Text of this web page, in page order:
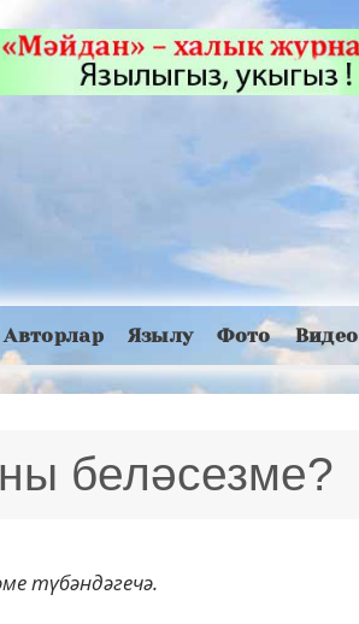
Авторлар Язылу Фото Видео
беләсезме?
түбәндәгечә.